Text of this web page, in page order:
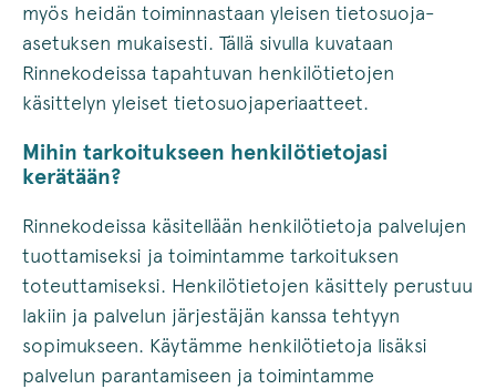
myös heidän toiminnastaan yleisen tietosuoja-
asetuksen mukaisesti. Tällä sivulla kuvataan
Rinnekodeissa tapahtuvan henkilötietojen
käsittelyn yleiset tietosuojaperiaatteet.
Mihin tarkoitukseen henkilötietojasi
kerätään?
Rinnekodeissa käsitellään henkilötietoja palvelujen
tuottamiseksi ja toimintamme tarkoituksen
toteuttamiseksi. Henkilötietojen käsittely perustuu
lakiin ja palvelun järjestäjän kanssa tehtyyn
sopimukseen. Käytämme henkilötietoja lisäksi
palvelun parantamiseen ja toimintamme